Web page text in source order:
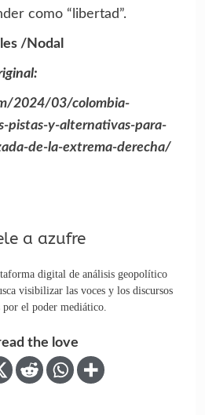
como “libertad”.
/Nodal
2024/03/colombia-
pistas-y-alternativas-para-
de-la-extrema-derecha/
a azufre
digital de análisis geopolítico
visibilizar las voces y los discursos
por el poder mediático.
the love